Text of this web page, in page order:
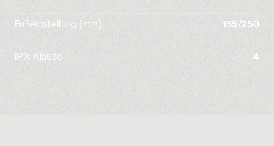
Fußeinstellung [mm] 155/250
IPX-Klasse 4